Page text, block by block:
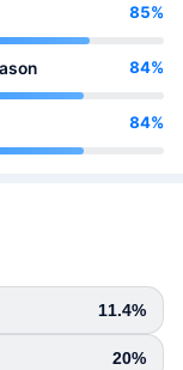
85%
84%
84%
11.4%
20%